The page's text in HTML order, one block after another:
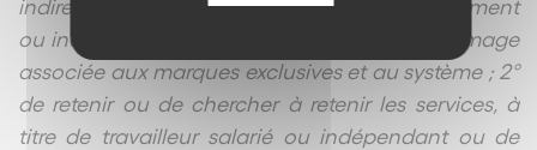
indirecte ou autrement, ou d’effectuer, directement
ou indirectement, tout autre acte nuisible à l’image
associée aux marques exclusives et au système ; 2°
de retenir ou de chercher à retenir les services, à
titre de travailleur salarié ou indépendant ou de